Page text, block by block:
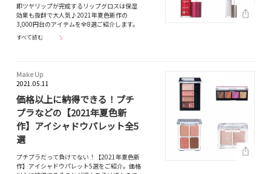
即ツヤリップが完成するリップグロスは保湿
効果も抜群で大人気♪2021年夏色新作の
3,000円台のアイテムを全8選ご紹介します。
すべて読む
Make Up
2021.05.11
価格以上に納得できる！プチ
プラなどの【2021年夏色新
作】アイシャドウパレット全5
選
プチプラだって負けてない！【2021年夏色新
作】アイシャドウパレット5選をご紹介。価格